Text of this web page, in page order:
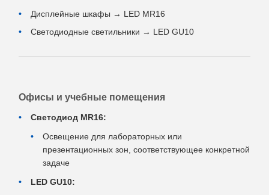
Дисплейные шкафы → LED MR16
Светодиодные светильники → LED GU10
Офисы и учебные помещения
Светодиод MR16:
Освещение для лабораторных или
презентационных зон, соответствующее конкретной
задаче
LED GU10: